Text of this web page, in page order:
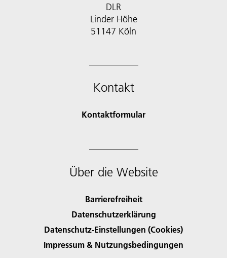
DLR
Linder Höhe
51147 Köln
Kontakt
Kontaktformular
Über die Website
Barrierefreiheit
Datenschutzerklärung
Datenschutz-Einstellungen (Cookies)
Impressum & Nutzungsbedingungen